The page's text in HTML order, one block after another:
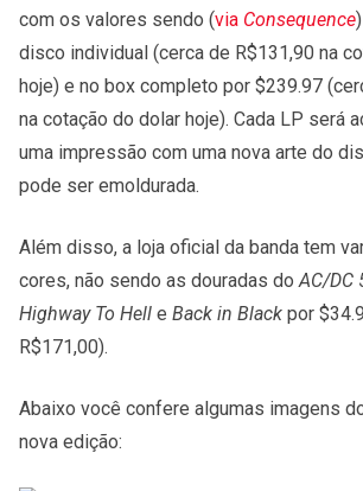
com os valores sendo (via Consequence
disco individual (cerca de R$131,90 na
hoje) e no box completo por $239.97
na cotação do dolar hoje). Cada LP será
uma impressão com uma nova arte do
pode ser emoldurada.
Além disso, a loja oficial da banda tem
cores, não sendo as douradas doAC/DC
Highway To Hell e Back in Black por
R$171,00).
Abaixo você confere algumas imagens
nova edição: